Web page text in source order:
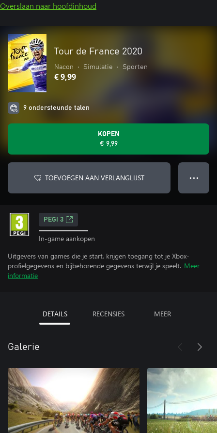
Overslaan naar hoofdinhoud
Tour de France 2020
Nacon • Simulatie • Sporten
€ 9,99
9 ondersteunde talen
KOPEN
€ 9,99
TOEVOEGEN AAN VERLANGLIJST ● ● ●
PEGI 3
In-game aankopen
Uitgevers van games die je start, krijgen toegang tot je Xbox-
profielgegevens en bijbehorende gegevens terwijl je speelt. Meer
informatie
DETAILS RECENSIES MEER
Galerie